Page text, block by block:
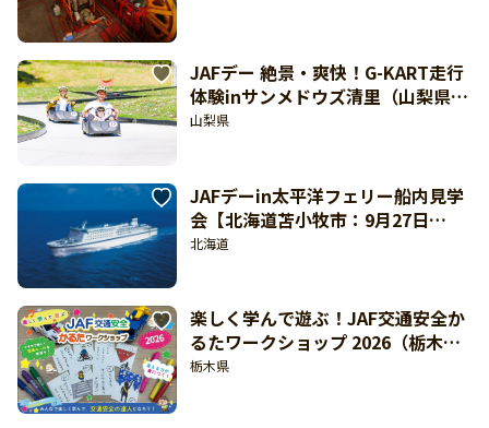
JAFデー 絶景・爽快！G-KART走行
体験inサンメドウズ清里（山梨県北
杜市：9月12日開催）
山梨県
JAFデーin太平洋フェリー船内見学
会【北海道苫小牧市：9月27日
（日）開催】
北海道
楽しく学んで遊ぶ！JAF交通安全か
るたワークショップ 2026（栃木
県・ミナテラスとちぎ：8月19日開
栃木県